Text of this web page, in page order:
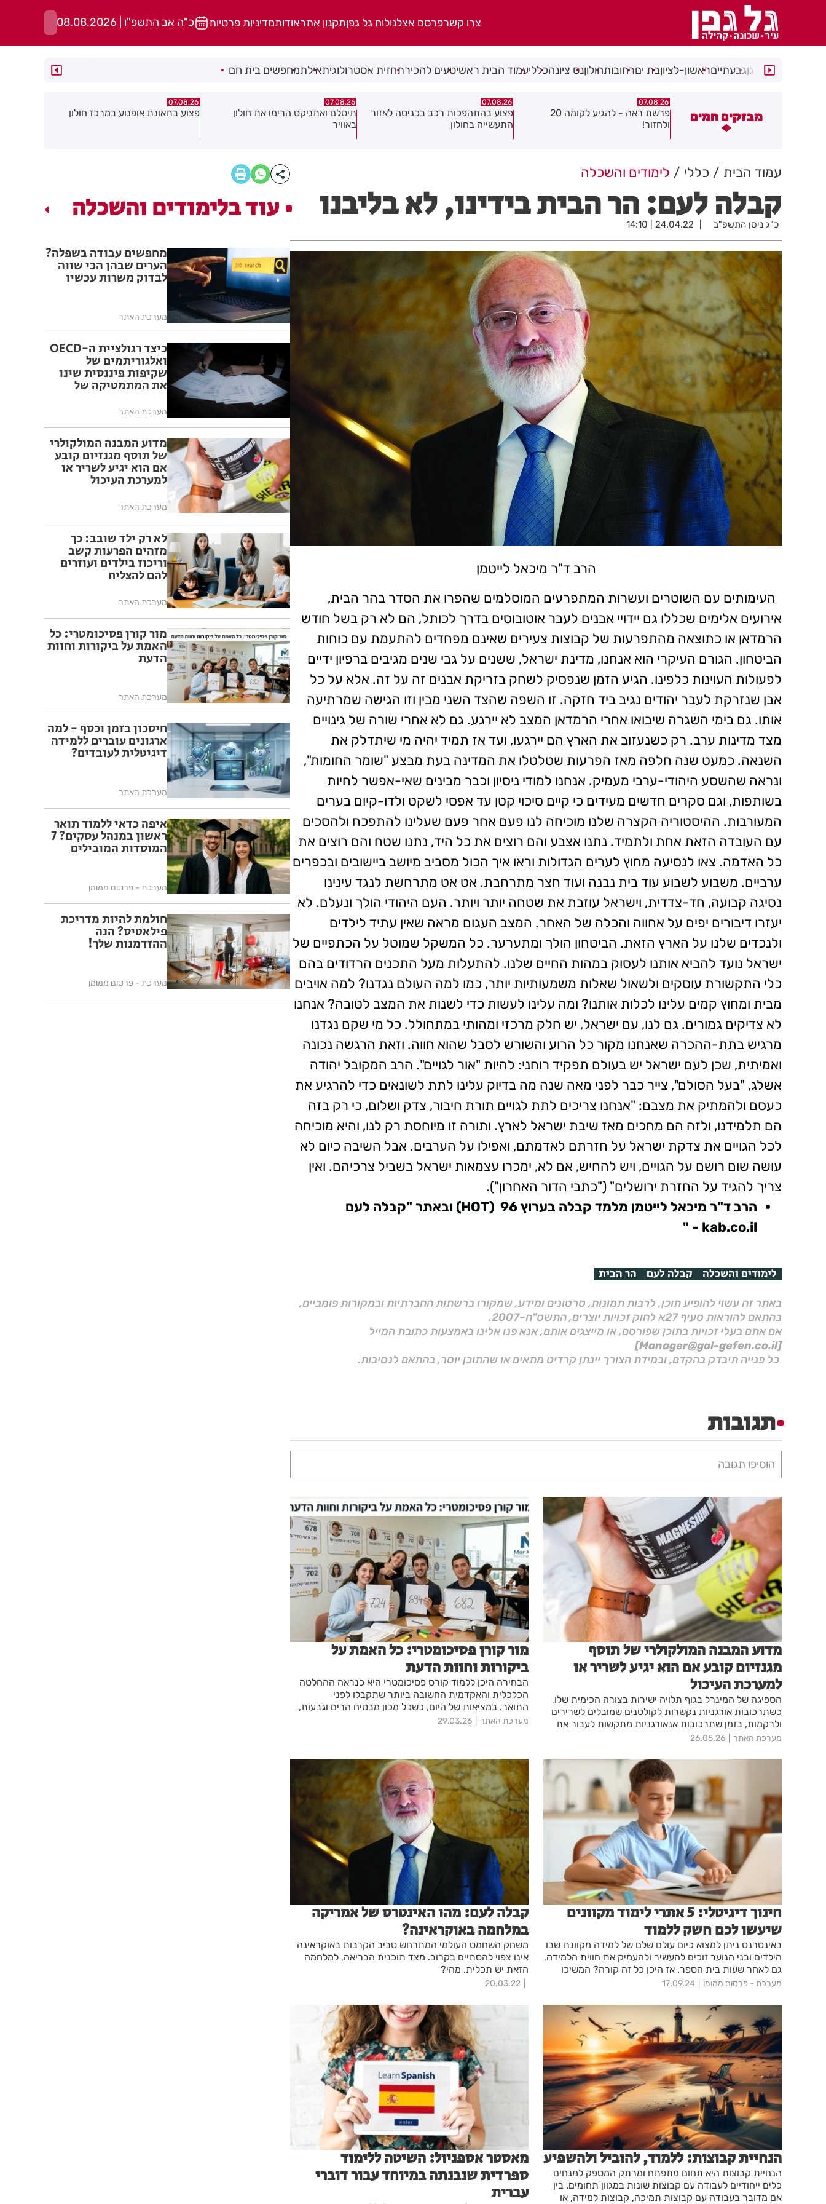
צרו קשרפרסם אצלנולוח גל גפןתקנון אתראודותמדיניות פרטיות כ"ה אב התשפ"ו | 08.08.2026
רמת גןגבעתייםראשון-לציוןבת יםרחובותחולוןנס ציונהכלליעמוד הבית ראשיטעים להכירתחזית אסטרולוגיתאילתמחפשים בית חם
מבזקים חמים
פרשת ראה - להגיע לקומה 20
07.08.26
פצוע בהתהפכות רכב בכניסה לאזור
התעשייה בחולון
07.08.26
תיסלם ואתניקס הרימו את חולון
באוויר
07.08.26
פצוע בתאונת אופנוע במרכז חולון
07.08.26
גופה נפלטה אל חוף בת ים
עמוד הבית כללי לימודים והשכלה
קבלה לעם: הר הבית בידינו, לא בליבנו
כ"ג ניסן התשפ"ב 24.04.22 | 14:10
הרב ד"ר מיכאל לייטמן
העימותים עם השוטרים ועשרות המתפרעים המוסלמים שהפרו את הסדר בהר הבית,
אירועים אלימים שכללו גם יידויי אבנים לעבר אוטובוסים בדרך לכותל, הם לא רק בשל חודש
הרמדאן או כתוצאה מהתפרעות של קבוצות צעירים שאינם מפחדים להתעמת עם כוחות
הביטחון. הגורם העיקרי הוא אנחנו, מדינת ישראל, ששנים על גבי שנים מגיבים ברפיון ידיים
לפעולות העוינות כלפינו. הגיע הזמן שנפסיק לשחק בזריקת אבנים זה על זה. אלא על כל
אבן שנזרקת לעבר יהודים נגיב ביד חזקה. זו השפה שהצד השני מבין וזו הגישה שמרתיעה
אותו. גם בימי השגרה שיבואו אחרי הרמדאן המצב לא יירגע. גם לא אחרי שורה של גינויים
מצד מדינות ערב. רק כשנעזוב את הארץ הם יירגעו, ועד אז תמיד יהיה מי שיתדלק את
השנאה. כמעט שנה חלפה מאז הפרעות שטלטלו את המדינה בעת מבצע "שומר החומות",
ונראה שהשסע היהודי-ערבי מעמיק. אנחנו למודי ניסיון וכבר מבינים שאי-אפשר לחיות
בשותפות, וגם סקרים חדשים מעידים כי קיים סיכוי קטן עד אפסי לשקט ולדו-קיום בערים
המעורבות. ההיסטוריה הקצרה שלנו מוכיחה לנו פעם אחר פעם שעלינו להתפכח ולהסכים
עם העובדה הזאת אחת ולתמיד. נתנו אצבע והם רוצים את כל היד, נתנו שטח והם רוצים את
כל האדמה. צאו לנסיעה מחוץ לערים הגדולות וראו איך הכול מסביב מיושב ביישובים ובכפרים
ערביים. משבוע לשבוע עוד בית נבנה ועוד חצר מתרחבת. אט אט מתרחשת לנגד עינינו
נסיגה קבועה, חד-צדדית, וישראל עוזבת את שטחה יותר ויותר. העם היהודי הולך ונעלם. לא
יעזרו דיבורים יפים על אחווה והכלה של האחר. המצב העגום מראה שאין עתיד לילדים
ולנכדים שלנו על הארץ הזאת. הביטחון הולך ומתערער. כל המשקל שמוטל על הכתפיים של
ישראל נועד להביא אותנו לעסוק במהות החיים שלנו. להתעלות מעל התכנים הרדודים בהם
כלי התקשורת עוסקים ולשאול שאלות משמעותיות יותר, כמו למה העולם נגדנו? למה אויבים
מבית ומחוץ קמים עלינו לכלות אותנו? ומה עלינו לעשות כדי לשנות את המצב לטובה? אנחנו
לא צדיקים גמורים. גם לנו, עם ישראל, יש חלק מרכזי ומהותי במתחולל. כל מי שקם נגדנו
מרגיש בתת-ההכרה שאנחנו מקור כל הרוע והשורש לסבל שהוא חווה. וזאת הרגשה נכונה
ואמיתית, שכן לעם ישראל יש בעולם תפקיד רוחני: להיות "אור לגויים". הרב המקובל יהודה
אשלג, "בעל הסולם", צייר כבר לפני מאה שנה מה בדיוק עלינו לתת לשונאים כדי להרגיע את
כעסם ולהמתיק את מצבם: "אנחנו צריכים לתת לגויים תורת חיבור, צדק ושלום, כי רק בזה
הם תלמידנו, ולזה הם מחכים מאז שיבת ישראל לארץ. ותורה זו מיוחסת רק לנו, והיא מוכיחה
לכל הגויים את צדקת ישראל על חזרתם לאדמתם, ואפילו על הערבים. אבל השיבה כיום לא
עושה שום רושם על הגויים, ויש להחיש, אם לא, ימכרו עצמאות ישראל בשביל צרכיהם. ואין
צריך להגיד על החזרת ירושלים" ("כתבי הדור האחרון").
הרב ד"ר מיכאל לייטמן מלמד קבלה בערוץ 96
(HOT)
ובאתר "קבלה לעם
kab.co.il - "
לימודים והשכלה קבלה לעם הר הבית
באתר זה עשוי להופיע תוכן, לרבות תמונות, סרטונים ומידע, שמקורו ברשתות החברתיות ובמקורות פומביים,
בהתאם להוראות סעיף 27א לחוק זכויות יוצרים, התשס"ח–2007.
אם אתם בעלי זכויות בתוכן שפורסם, או מייצגים אותם, אנא פנו אלינו באמצעות כתובת המייל
[Manager@gal-gefen.co.il]
כל פנייה תיבדק בהקדם, ובמידת הצורך יינתן קרדיט מתאים או שהתוכן יוסר, בהתאם לנסיבות.
תגובות
הוסיפו תגובה
מדוע המבנה המולקולרי של תוסף
מגנזיום קובע אם הוא יגיע לשריר או
למערכת העיכול
הספיגה של המינרל בגוף תלויה ישירות בצורה הכימית שלו,
כשתרכובות אורגניות נקשרות לקולטנים שמובלים לשרירים
ולרקמות, בזמן שתרכובות אנאורגניות מתקשות לעבור את
מחסום המעי ומפעילות אפקט משלשל במערכת
להשגת היעד הביולוגי הרצוי ואם היו לכם שאלות לגבי לקיחת
התוסף, אנחנו בחברת מדיטק הכנו לכם מדריך קצר ומדויק
שמסביר את כל מה שצריך לדעת על הספיגה שלו בגוף.
מערכת האתר 26.05.26
מור קורן פסיכומטרי: כל האמת על
ביקורות וחוות הדעת
הבחירה היכן ללמוד קורס פסיכומטרי היא כנראה ההחלטה
הכלכלית והאקדמית החשובה ביותר שתקבלו לפני
התואר. במציאות של היום, כשכל מכון מבטיח הרים וגבעות,
חשוב להבין מי באמת מספק תוצאות בשטח. בחיפוש מהיר
המשחק בישראל
מערכת האתר 29.03.26
חינוך דיגיטלי: 5 אתרי לימוד מקוונים
שיעשו לכם חשק ללמוד
באינטרנט ניתן למצוא כיום עולם שלם של למידה מקוונת שבו
הילדים ובני הנוער זוכים להעשיר ולהעמיק את חווית הלמידה,
גם לאחר שעות בית הספר. אז היכן כל זה קורה? המשיכו
לקרוא
מערכת - פרסום ממומן 17.09.24
קבלה לעם: מהו האינטרס של אמריקה
במלחמה באוקראינה?
משחק השחמט העולמי המתרחש סביב הקרבות באוקראינה
אינו צפוי להסתיים בקרוב. מצד תוכנית הבריאה, למלחמה
הזאת יש תכלית. מהי?
20.03.22
הנחיית קבוצות: ללמוד, להוביל ולהשפיע
הנחיית קבוצות היא תחום מתפתח ומרתק המספק למנחים
כלים ייחודיים לעבודה עם קבוצות שונות במגוון תחומים. בין
אם מדובר בעבודה עם קבוצות תמיכה, קבוצות למידה, או
מאסטר אספניול: השיטה ללימוד
ספרדית שנבנתה במיוחד עבור דוברי
עברית
עוד בלימודים והשכלה
מחפשים עבודה בשפלה?
הערים שבהן הכי שווה
לבדוק משרות עכשיו
מערכת האתר
כיצד רגולציית ה-OECD
ואלגוריתמים של
שקיפות פיננסית שינו
את המתמטיקה של
מערכת האתר
מדוע המבנה המולקולרי
של תוסף מגנזיום קובע
אם הוא יגיע לשריר או
למערכת העיכול
מערכת האתר
לא רק ילד שובב: כך
מזהים הפרעות קשב
וריכוז בילדים ועוזרים
להם להצליח
מערכת האתר
מור קורן פסיכומטרי: כל
האמת על ביקורות וחוות
הדעת
מערכת האתר
חיסכון בזמן וכסף - למה
ארגונים עוברים ללמידה
דיגיטלית לעובדים?
מערכת האתר
איפה כדאי ללמוד תואר
ראשון במנהל עסקים? 7
המוסדות המובילים
מערכת - פרסום ממומן
חולמת להיות מדריכת
פילאטיס? הנה
ההזדמנות שלך!
מערכת - פרסום ממומן